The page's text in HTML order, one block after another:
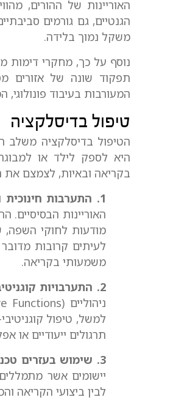
האוריינות של ההורים,
הגנטיים, גם גורמים
משקל נמוך בלידה.
נוסף על כך, מחקרי דימות
תפקוד שונה של אזורים
המעורבות בעיבוד
טיפול בדיסלקציה
הטיפול בדיסלקציה משלב
היא לספק לילד או
בקריאה ובאיות, לצמצם את
1. התערבות חינוכית והוראה מתקנת:
האוריינות הבסיסיים.
מודעות לחוקי השפה,
לעיתים קרובות
משמעותי בקריאה.
2. התערבויות קוגניטיביות:
למשל, טיפול
תרגולים ייעודיים או
3. שימוש בעזרים טכנולוגיים:
יישומים אשר
לבין ביצועי הקריאה